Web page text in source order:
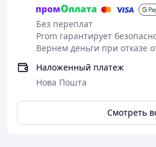
Без переплат
Prom гарантирует
Вернем деньги при отказе
Наложенный платеж
Нова Пошта
Смотреть